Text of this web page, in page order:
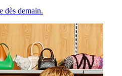
dès demain.